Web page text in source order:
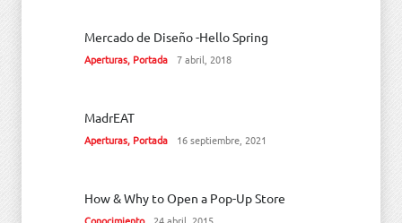
Mercado de Diseño -Hello Spring
Aperturas, Portada 7 abril, 2018
MadrEAT
Aperturas, Portada 16 septiembre, 2021
How & Why to Open a Pop-Up Store